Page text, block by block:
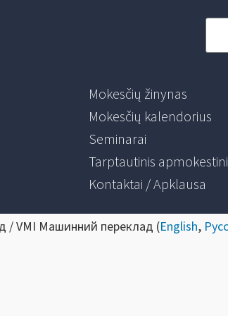
Mokesčių žinynas
Mokesčių kalendorius
Seminarai
Tarptautinis
Kontaktai / Apklausa
/ VMI Машинний переклад (English,